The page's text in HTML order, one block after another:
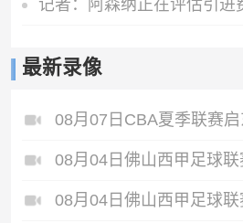
最新录像